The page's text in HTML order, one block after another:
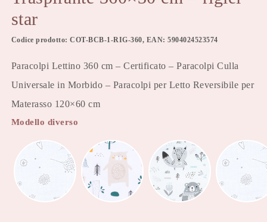
star
Codice prodotto: COT-BCB-1-RIG-360, EAN: 5904024523574
Paracolpi Lettino 360 cm – Certificato – Paracolpi Culla
Universale in Morbido – Paracolpi per Letto Reversibile per
Materasso 120×60 cm
Modello diverso